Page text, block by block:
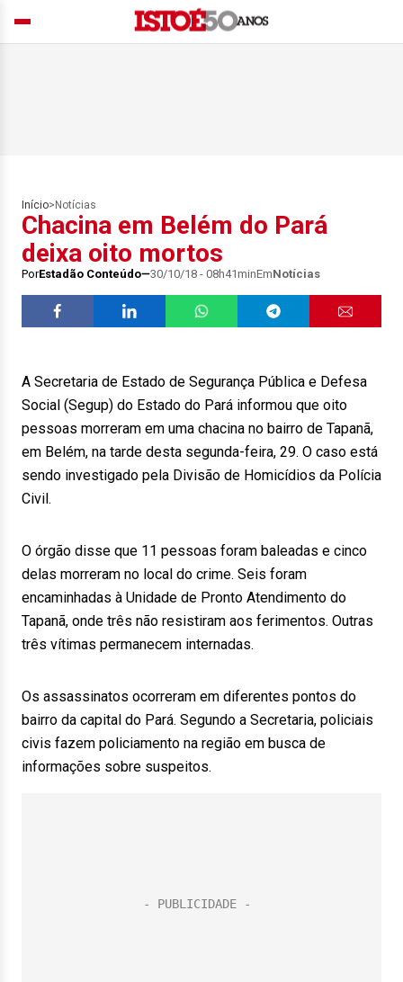
Início> Notícias
Chacina em Belém do Pará
deixa oito mortos
PorEstadão Conteúdo 30/10/18 - 08h41minEmNotícias
A Secretaria de Estado de Segurança Pública e Defesa
Social (Segup) do Estado do Pará informou que oito
pessoas morreram em uma chacina no bairro de Tapanã,
em Belém, na tarde desta segunda-feira, 29. O caso está
sendo investigado pela Divisão de Homicídios da Polícia
Civil.
O órgão disse que 11 pessoas foram baleadas e cinco
delas morreram no local do crime. Seis foram
encaminhadas à Unidade de Pronto Atendimento do
Tapanã, onde três não resistiram aos ferimentos. Outras
três vítimas permanecem internadas.
Os assassinatos ocorreram em diferentes pontos do
bairro da capital do Pará. Segundo a Secretaria, policiais
civis fazem policiamento na região em busca de
informações sobre suspeitos.